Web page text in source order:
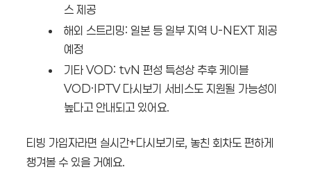
스 제공
해외 스트리밍: 일본 등 일부 지역 U-NEXT 제공
예정
기타 VOD: tvN 편성 특성상 추후 케이블
VOD·IPTV 다시보기 서비스도 지원될 가능성이
높다고 안내되고 있어요.
티빙 가입자라면 실시간+다시보기로, 놓친 회차도 편하게
챙겨볼 수 있을 거예요.